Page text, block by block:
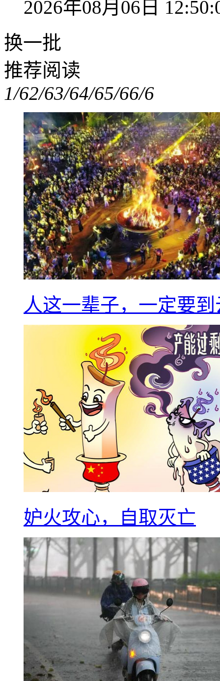
2026年08月06日
换一批
推荐阅读
1/62/63/64/65/66/6
人这一辈子，一定要
妒火攻心，自取灭亡